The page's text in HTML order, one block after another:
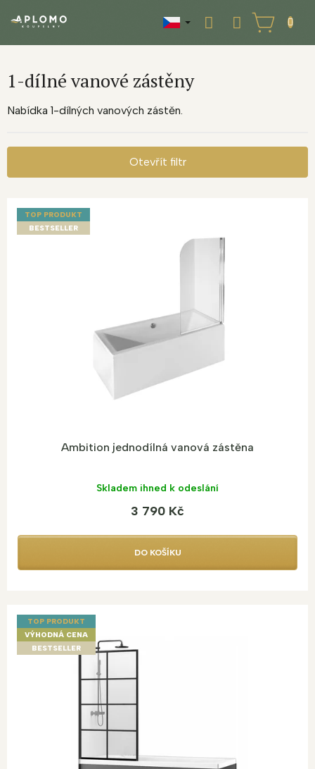
NÁKUPNÍ
KOŠÍK
1-dílné vanové zástěny
Nabídka 1-dílných vanových zástěn.
Otevřít filtr
TOP PRODUKT
BESTSELLER
Ambition jednodílná vanová zástěna
Skladem ihned k odeslání
3 790 Kč
DO KOŠÍKU
TOP PRODUKT
VÝHODNÁ CENA
BESTSELLER